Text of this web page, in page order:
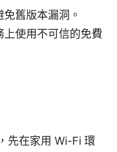
舊版本漏洞。
使用不可信的免費
先在家用 Wi-Fi 環